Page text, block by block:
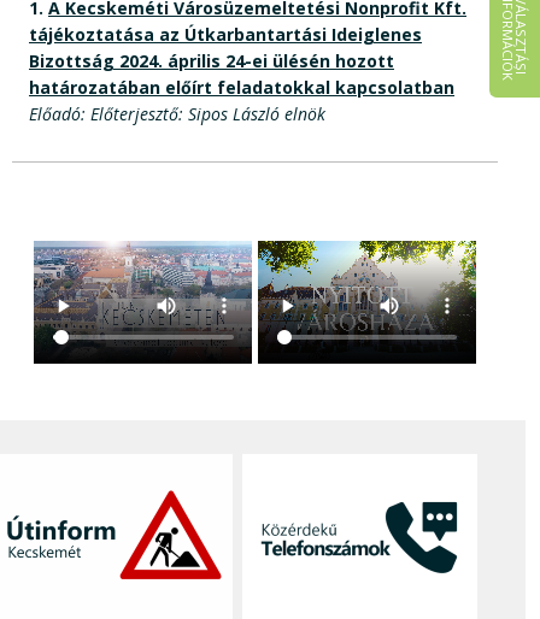
V
Á
L
A
S
Z
T
Á
S
I
IN
F
O
R
M
Á
C
I
Ó
K
1. A Kecskeméti Városüzemeltetési Nonprofit Kft.
tájékoztatása az Útkarbantartási Ideiglenes
Bizottság 2024. április 24-ei ülésén hozott
határozatában előírt feladatokkal kapcsolatban
Előadó: Előterjesztő: Sipos László elnök